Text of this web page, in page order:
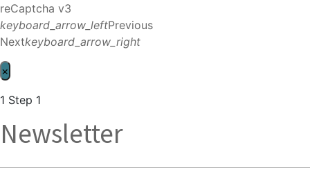
reCaptcha v3
keyboard_arrow_leftPrevious
Nextkeyboard_arrow_right
×
1 Step 1
Newsletter